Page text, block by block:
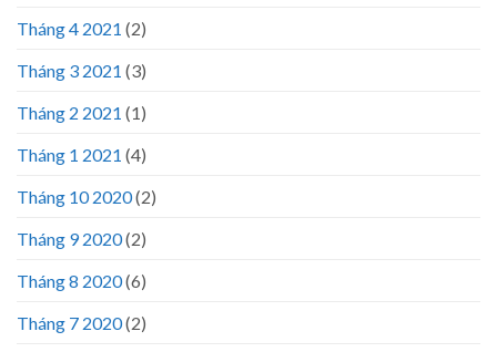
Tháng 4 2021 (2)
Tháng 3 2021 (3)
Tháng 2 2021 (1)
Tháng 1 2021 (4)
Tháng 10 2020(2)
Tháng 9 2020(2)
Tháng 8 2020(6)
Tháng 7 2020(2)